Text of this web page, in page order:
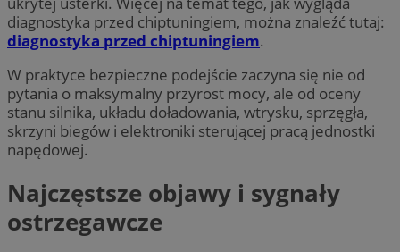
diagnostyka przed chiptuningiem, można znaleźć tutaj:
diagnostyka przed chiptuningiem.
W praktyce bezpieczne podejście zaczyna się nie od
pytania o maksymalny przyrost mocy, ale od oceny
stanu silnika, układu doładowania, wtrysku, sprzęgła,
skrzyni biegów i elektroniki sterującej pracą jednostki
napędowej.
Najczęstsze objawy i sygnały
ostrzegawcze